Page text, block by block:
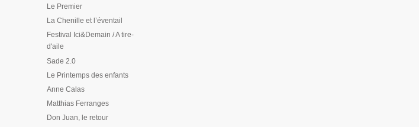
Le Premier
La Chenille et l’éventail
Festival Ici&Demain / A tire-
d'aile
Sade 2.0
Le Printemps des enfants
Anne Calas
Matthias Ferranges
Don Juan, le retour